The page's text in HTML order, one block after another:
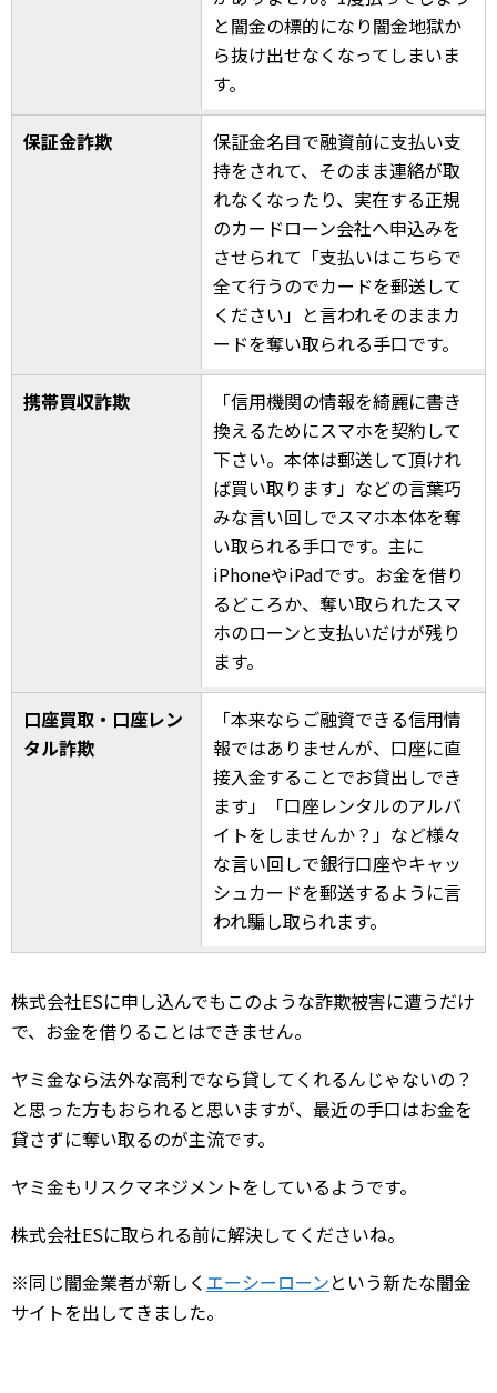
と闇金の標的になり闇金地獄か
ら抜け出せなくなってしまいま
す。
保証金詐欺
保証金名目で融資前に支払い支
持をされて、そのまま連絡が取
れなくなったり、実在する正規
のカードローン会社へ申込みを
させられて「支払いはこちらで
全て行うのでカードを郵送して
ください」と言われそのままカ
ードを奪い取られる手口です。
携帯買収詐欺
「信用機関の情報を綺麗に書き
換えるためにスマホを契約して
下さい。本体は郵送して頂けれ
ば買い取ります」などの言葉巧
みな言い回しでスマホ本体を奪
い取られる手口です。主に
iPhoneやiPadです。お金を借り
るどころか、奪い取られたスマ
ホのローンと支払いだけが残り
ます。
口座買取・口座レン
タル詐欺
「本来ならご融資できる信用情
報ではありませんが、口座に直
接入金することでお貸出しでき
ます」「口座レンタルのアルバ
イトをしませんか？」など様々
な言い回しで銀行口座やキャッ
シュカードを郵送するように言
われ騙し取られます。
株式会社ESに申し込んでもこのような詐欺被害に遭うだけ
で、お金を借りることはできません。
ヤミ金なら法外な高利でなら貸してくれるんじゃないの？
と思った方もおられると思いますが、最近の手口はお金を
貸さずに奪い取るのが主流です。
ヤミ金もリスクマネジメントをしているようです。
株式会社ESに取られる前に解決してくださいね。
※同じ闇金業者が新しく エーシーローンという新たな闇金
サイトを出してきました。